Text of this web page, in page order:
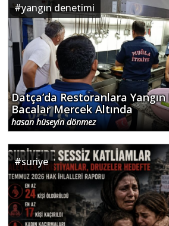
#yangın denetimi
Datça’da Restoranlara
Bacalar Mercek Altında
hasan hüseyin dönmez
#suriye